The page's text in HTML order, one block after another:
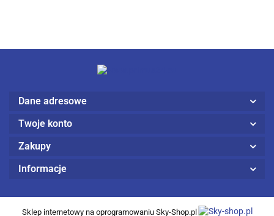
Dane adresowe
Twoje konto
Zakupy
Informacje
Sklep internetowy na oprogramowaniu Sky-Shop.pl